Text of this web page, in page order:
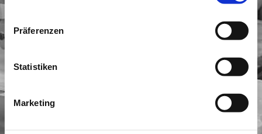
Präferenzen
Statistiken
Marketing